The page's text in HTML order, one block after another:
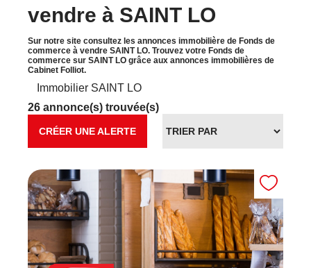
vendre à SAINT LO
Sur notre site consultez les annonces immobilière de Fonds de
commerce à vendre SAINT LO. Trouvez votre Fonds de
commerce sur SAINT LO grâce aux annonces immobilières de
Cabinet Folliot.
Immobilier SAINT LO
26 annonce(s) trouvée(s)
CRÉER UNE ALERTE